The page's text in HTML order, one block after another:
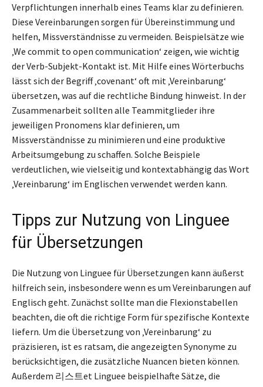
Verpflichtungen innerhalb eines Teams klar zu definieren.
Diese Vereinbarungen sorgen für Übereinstimmung und
helfen, Missverständnisse zu vermeiden. Beispielsätze wie
‚We commit to open communication‘ zeigen, wie wichtig
der Verb-Subjekt-Kontakt ist. Mit Hilfe eines Wörterbuchs
lässt sich der Begriff ‚covenant‘ oft mit ‚Vereinbarung‘
übersetzen, was auf die rechtliche Bindung hinweist. In der
Zusammenarbeit sollten alle Teammitglieder ihre
jeweiligen Pronomens klar definieren, um
Missverständnisse zu minimieren und eine produktive
Arbeitsumgebung zu schaffen. Solche Beispiele
verdeutlichen, wie vielseitig und kontextabhängig das Wort
‚Vereinbarung‘ im Englischen verwendet werden kann.
Tipps zur Nutzung von Linguee
für Übersetzungen
Die Nutzung von Linguee für Übersetzungen kann äußerst
hilfreich sein, insbesondere wenn es um Vereinbarungen auf
Englisch geht. Zunächst sollte man die Flexionstabellen
beachten, die oft die richtige Form für spezifische Kontexte
liefern. Um die Übersetzung von ‚Vereinbarung‘ zu
präzisieren, ist es ratsam, die angezeigten Synonyme zu
berücksichtigen, die zusätzliche Nuancen bieten können.
Außerdem 리스트et Linguee beispielhafte Sätze, die